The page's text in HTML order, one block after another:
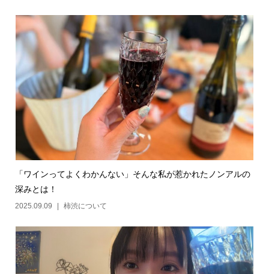
「ワインってよくわかんない」そんな私が惹かれたノンアルの
深みとは！
2025.09.09 柿渋について